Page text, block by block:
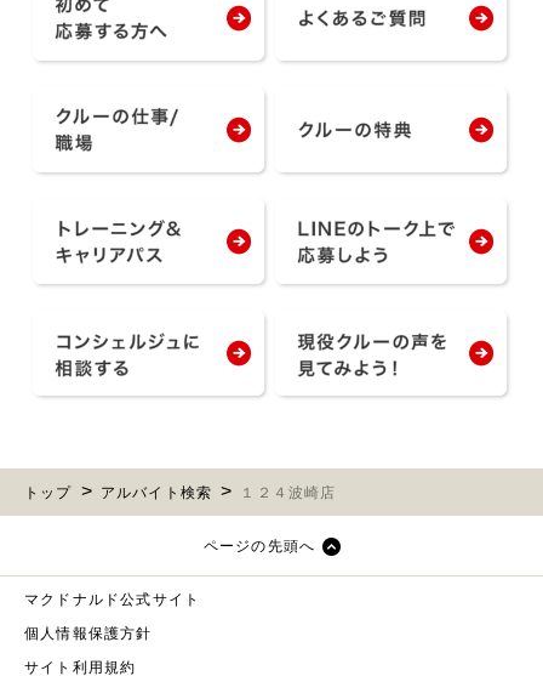
トップ アルバイト検索 １２４波崎店
ページの先頭へ
マクドナルド公式サイト
個人情報保護方針
サイト利用規約